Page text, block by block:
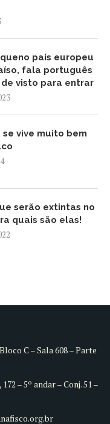
país europeu
fala português
visto para entrar
se vive muito bem
serão extintas no
quais são elas!
C – Sala 608 – Parte
– 5º andar – Conj. 51 –